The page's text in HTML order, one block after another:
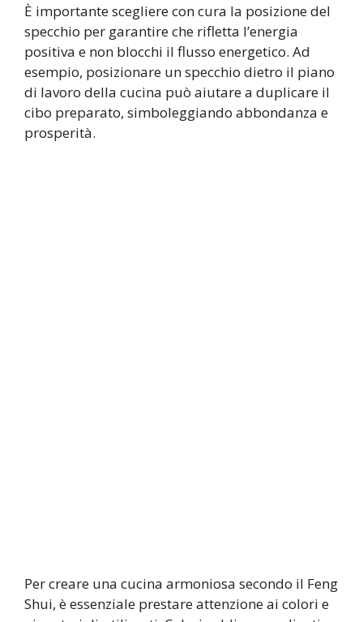
È importante scegliere con cura la posizione del
specchio per garantire che rifletta l’energia
positiva e non blocchi il flusso energetico. Ad
esempio, posizionare un specchio dietro il piano
di lavoro della cucina può aiutare a duplicare il
cibo preparato, simboleggiando abbondanza e
prosperità.
Per creare una cucina armoniosa secondo il Feng
Shui, è essenziale prestare attenzione ai colori e